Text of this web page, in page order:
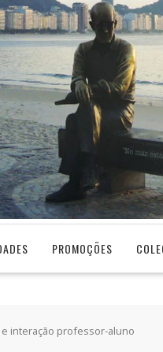
PROMOÇÕES
interação professor-aluno